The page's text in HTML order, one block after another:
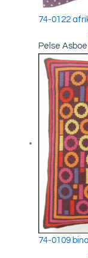
74-0122
Pelse Asboe
74-0109